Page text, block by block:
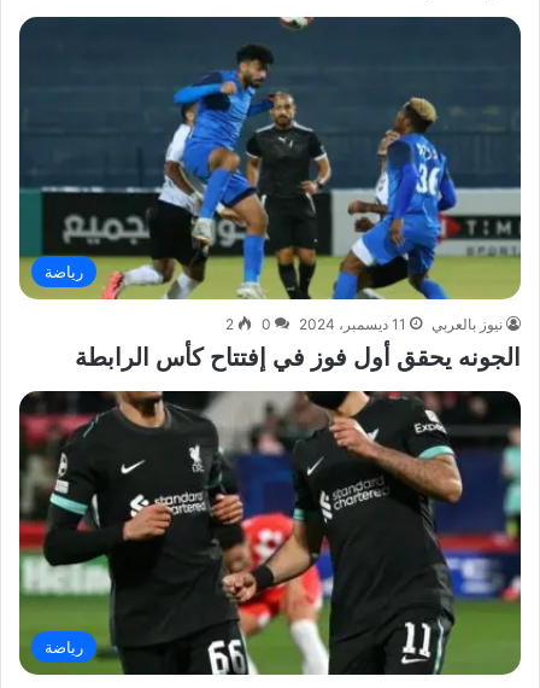
رياضة
نيوز بالعربي 11 ديسمبر، 2024 0
2
الجونه يحقق أول فوز في إفتتاح كأس الرابطة
رياضة